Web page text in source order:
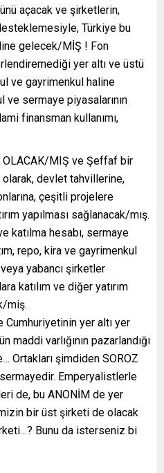
açacak ve şirketlerin,
Türkiye bu
gelecek/MİŞ ! Fon
yer altı ve üstü
ve gayrimenkul haline
sermaye piyasalarının
finansman kullanımı,
OLACAK/MIŞ ve Şeffaf bir
olarak, devlet tahvillerine,
çeşitli projelere
yapılması sağlanacak/mış.
katılma hesabı, sermaye
repo, kira ve gayrimenkul
yabancı şirketler
katılım ve diğer yatırım
miş.
Cumhuriyetinin yer altı yer
varlığının pazarlandığı
Ortakları şimdiden SOROZ
Emperyalistlerle
de, bu ANONİM de yer
bir üst şirketi de olacak
Bunu da isterseniz bi